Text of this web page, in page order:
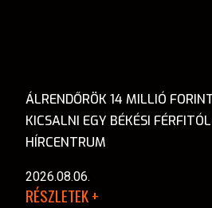
ÁLRENDŐRÖK 14 MILLIÓ
KICSALNI EGY BÉKÉSI
HÍRCENTRUM
2026.08.06.
RÉSZLETEK +